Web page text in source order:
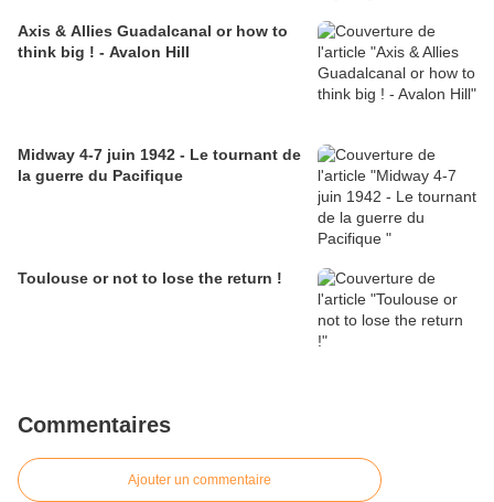
Axis & Allies Guadalcanal or how to
think big ! - Avalon Hill
Midway 4-7 juin 1942 - Le tournant de
la guerre du Pacifique
Toulouse or not to lose the return !
Commentaires
Ajouter un commentaire